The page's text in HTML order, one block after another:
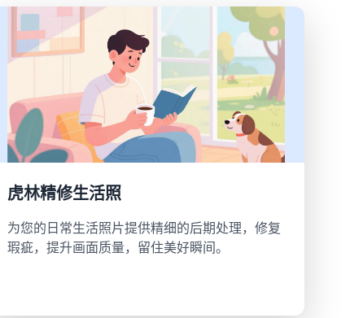
虎林精修生活照
为您的日常生活照片提供精细的后期处理，修复
瑕疵，提升画面质量，留住美好瞬间。